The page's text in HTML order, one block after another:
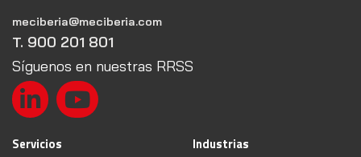
meciberia@meciberia.com
T. 900 201 801
Síguenos en nuestras RRSS
Servicios Industrias